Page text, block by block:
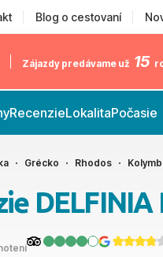
Blog o cestovaní
Zájazdy predávame už 15
RecenzieLokalitaPočasie
Grécko Rhodos
DELFINIA